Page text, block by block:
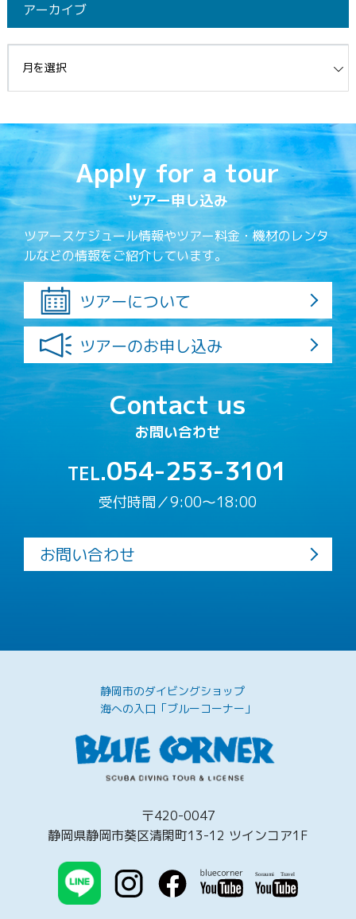
アーカイブ
Apply for a tour
ツアー申し込み
ツアースケジュール情報やツアー料金・機材のレンタ
ルなどの情報をご紹介しています。
ツアーについて
ツアーのお申し込み
Contact us
お問い合わせ
TEL.054-253-3101
受付時間／9:00〜18:00
お問い合わせ
静岡市のダイビングショップ
海への入口「ブルーコーナー」
〒420-0047
静岡県静岡市葵区清閑町13-12 ツインコア1F